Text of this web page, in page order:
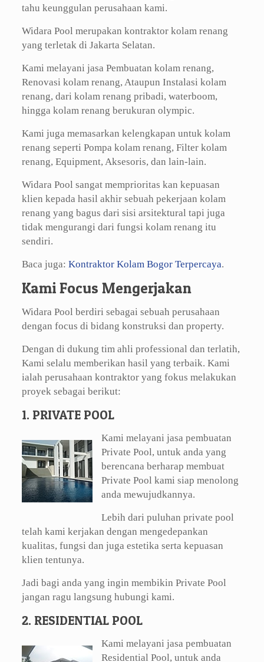
tahu keunggulan perusahaan kami.
Widara Pool merupakan kontraktor kolam renang
yang terletak di Jakarta Selatan.
Kami melayani jasa Pembuatan kolam renang,
Renovasi kolam renang, Ataupun Instalasi kolam
renang, dari kolam renang pribadi, waterboom,
hingga kolam renang berukuran olympic.
Kami juga memasarkan kelengkapan untuk kolam
renang seperti Pompa kolam renang, Filter kolam
renang, Equipment, Aksesoris, dan lain-lain.
Widara Pool sangat memprioritas kan kepuasan
klien kepada hasil akhir sebuah pekerjaan kolam
renang yang bagus dari sisi arsitektural tapi juga
tidak mengurangi dari fungsi kolam renang itu
sendiri.
Baca juga: Kontraktor Kolam Bogor Terpercaya.
Kami Focus Mengerjakan
Widara Pool berdiri sebagai sebuah perusahaan
dengan focus di bidang konstruksi dan property.
Dengan di dukung tim ahli professional dan terlatih,
Kami selalu memberikan hasil yang terbaik. Kami
ialah perusahaan kontraktor yang fokus melakukan
proyek sebagai berikut:
1. PRIVATE POOL
Kami melayani jasa pembuatan
Private Pool, untuk anda yang
berencana berharap membuat
Private Pool kami siap menolong
anda mewujudkannya.
Lebih dari puluhan private pool
telah kami kerjakan dengan mengedepankan
kualitas, fungsi dan juga estetika serta kepuasan
klien tentunya.
Jadi bagi anda yang ingin membikin Private Pool
jangan ragu langsung hubungi kami.
2. RESIDENTIAL POOL
Kami melayani jasa pembuatan
Residential Pool, untuk anda